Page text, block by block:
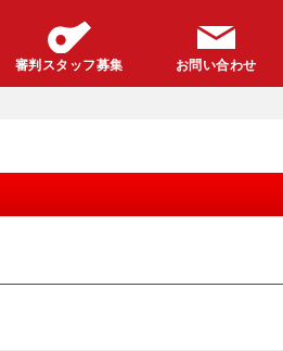
審判スタッフ募集 お問い合わせ